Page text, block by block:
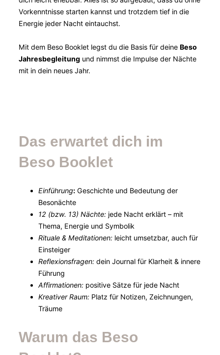
Vorkenntnisse starten kannst und trotzdem tief in die
Energie jeder Nacht eintauchst.
Mit dem Beso Booklet legst du die Basis für deine Beso
Jahresbegleitung und nimmst die Impulse der Nächte
mit in dein neues Jahr.
Das erwartet dich im
Beso Booklet
Einführung: Geschichte und Bedeutung der
Besonächte
12 (bzw. 13) Nächte: jede Nacht erklärt – mit
Thema, Energie und Symbolik
Rituale & Meditationen: leicht umsetzbar, auch für
Einsteiger
Reflexionsfragen: dein Journal für Klarheit & innere
Führung
Affirmationen: positive Sätze für jede Nacht
Kreativer Raum: Platz für Notizen, Zeichnungen,
Träume
Warum das Beso